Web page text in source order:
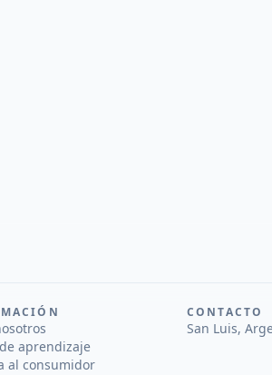
aprendizaje
al consumidor
CONTACTO
San Luis,